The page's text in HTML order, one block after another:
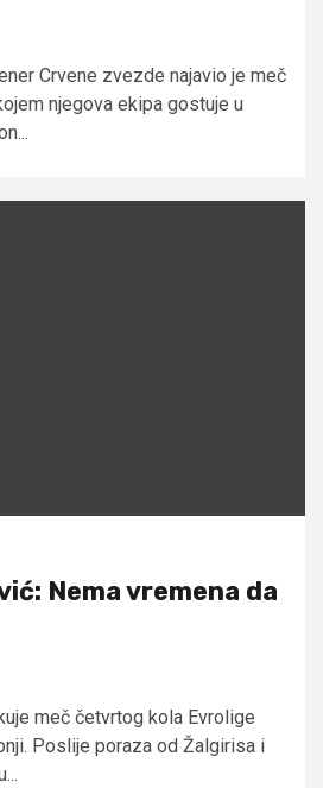
Crvene zvezde najavio je meč
njegova ekipa gostuje u
Nema vremena da
meč četvrtog kola Evrolige
Poslije poraza od Žalgirisa i